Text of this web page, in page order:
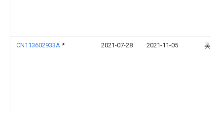
CN113602933A * 2021-07-28 2021-11-05 吴德